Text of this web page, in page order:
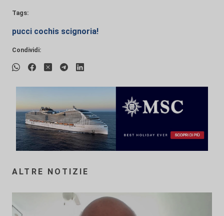
Tags:
pucci cochis scignoria!
Condividi:
ALTRE NOTIZIE